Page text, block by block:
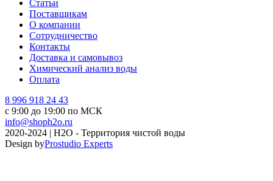
Статьи
Поставщикам
О компании
Сотрудничество
Контакты
Доставка и самовывоз
Химический анализ воды
Оплата
8 996 918 24 43
с 9:00 до 19:00 по МСК
info@shoph2o.ru
2020-2024 | H2O - Территория чистой воды
Design byProstudio Experts